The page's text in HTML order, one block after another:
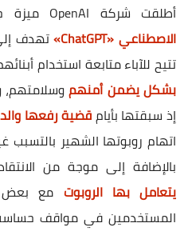
أطلقت شركة OpenAI ميزة جديدة في
الاصطناعي «ChatGPT»
تهدف إلى
تتيح للآباء متابعة استخدام
بشكل يضمن أمنهموسلامتهم،
إذ سبقتها بأيامقضية رفعها
اتهام روبوتها الشهير بالتسبب
بالإضافة إلى موجة من
يتعامل بها الروبوت مع بعض
المستخدمين في مواقف حساسة